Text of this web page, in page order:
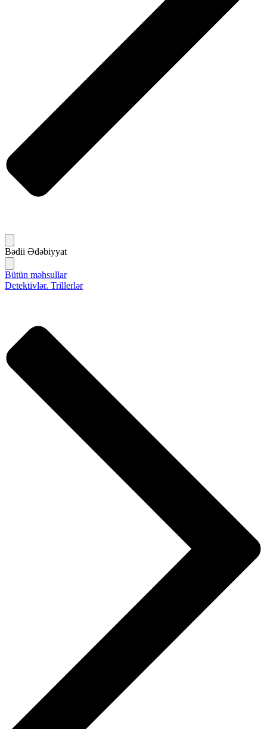
Bədii Ədəbiyyat
Bütün məhsullar
Detektivlər. Trillerlər